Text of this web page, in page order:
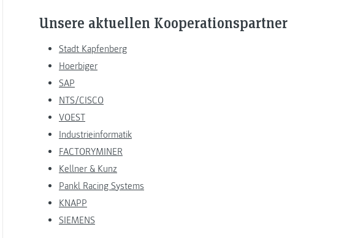
Unsere aktuellen Kooperationspartner
Stadt Kapfenberg
Hoerbiger
SAP
NTS/CISCO
VOEST
Industrieinformatik
FACTORYMINER
Kellner & Kunz
Pankl Racing Systems
KNAPP
SIEMENS